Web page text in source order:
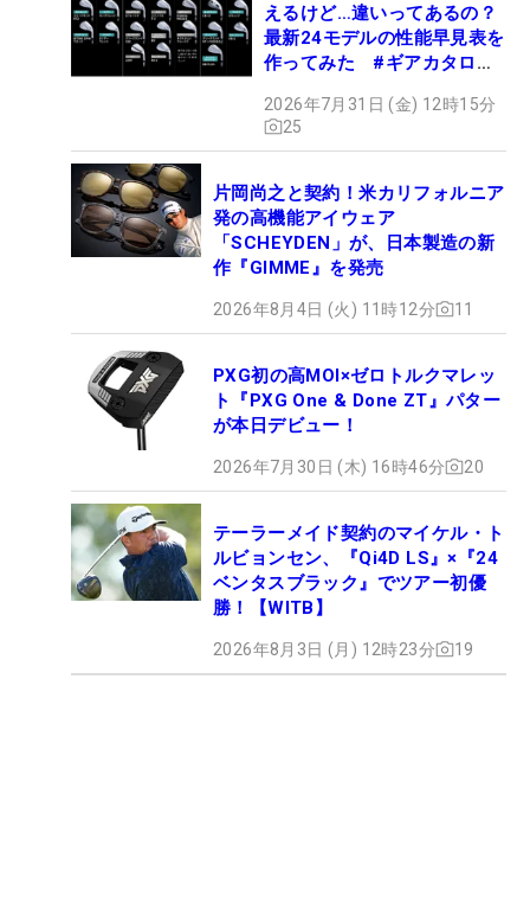
えるけど…違いってあるの？
最新24モデルの性能早見表を
作ってみた #ギアカタログ
2026年7月31日 (金) 12時15分
25
片岡尚之と契約！米カリフォルニア
発の高機能アイウェア
「SCHEYDEN」が、日本製造の新
作『GIMME』を発売
2026年8月4日 (火) 11時12分 11
PXG初の高MOI×ゼロトルクマレッ
ト『PXG One & Done ZT』パター
が本日デビュー！
2026年7月30日 (木) 16時46分 20
テーラーメイド契約のマイケル・ト
ルビョンセン、『Qi4D LS』×『24
ベンタスブラック』でツアー初優
勝！【WITB】
2026年8月3日 (月) 12時23分 19